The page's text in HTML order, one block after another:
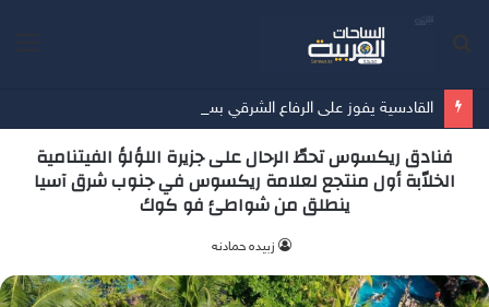
فنادق ريكسوس تحطّ الرحال على جزيرة اللؤلؤ الفيتنامية
الخلاّبة أول منتجع لعلامة ريكسوس في جنوب شرق آسيا
ينطلق من شواطئ فو كوك
زبيده حمادنه